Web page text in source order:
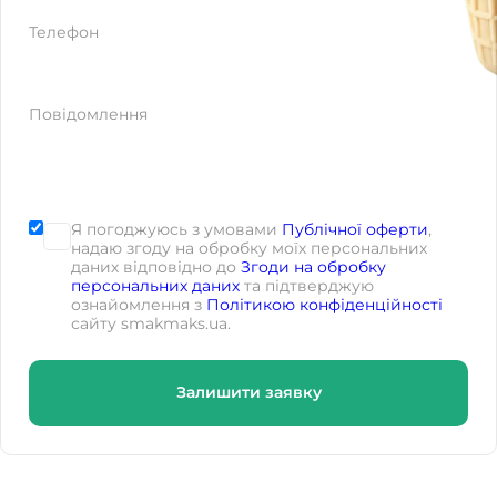
Телефон
Повідомлення
Я погоджуюсь з умовами Публічної оферти,
надаю згоду на обробку моїх персональних
даних відповідно до Згоди на обробку
персональних даних та підтверджую
ознайомлення з Політикою конфіденційності
сайту smakmaks.ua.
Залишити заявку